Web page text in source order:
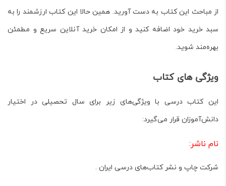
از مباحث این کتاب به دست آورید. همین حالا این کتاب ارزشمند را به
سبد خرید خود اضافه کنید و از امکان خرید آنلاین سریع و مطمئن
بهره‌مند شوید.
ویژگی های کتاب
این کتاب درسی با ویژگی‌های زیر برای سال تحصیلی در اختیار
دانش‌آموزان قرار می‌گیرد:
نام ناشر:
شرکت چاپ و نشر کتاب‌های درسی ایران .